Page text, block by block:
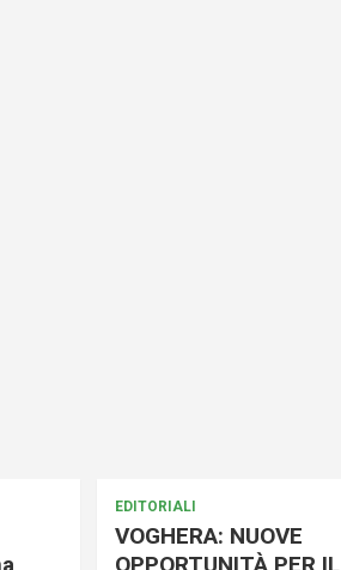
EDITORIALI
VOGHERA: NUOVE